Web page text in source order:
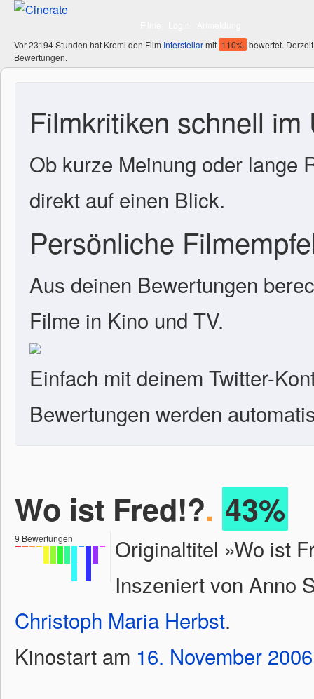
Vor 23194 Stunden hat Kreml den Film Interstellarmit 110% bewertet.
Bewertungen.
Filmkritiken schnell im
Ob kurze Meinung oder lange
direkt auf einen Blick.
Persönliche
Aus deinen Bewertungen
Filme in Kino und TV.
Einfach mit deinem Twitter-
Bewertungen werden
Wo ist Fred!?. 43%
9 Bewertungen
Originaltitel »Wo ist
Inszeniert von Anno
Christoph Maria Herbst.
Kinostart am 16. November 2006